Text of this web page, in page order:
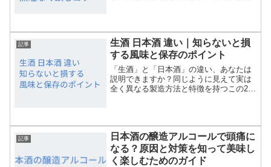
お酒を楽しみましょう。ア...
記事
生酒 日本酒 違い｜知らないと損
する風味と保存のポイント
「生酒」と「日本酒」の違い、あなたは
説明できますか？同じように見えて実は
全く異なる製造方法と特徴を持つこの2
記事では、生酒と火入れ...
記事
日本酒の醸造アルコールで頭痛に
なる？原因と対策を知って美味し
く楽しむためのガイド